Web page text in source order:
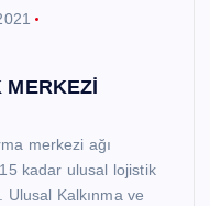
MERKEZİ
merkezi ağı
kadar ulusal lojistik
Kalkınma ve